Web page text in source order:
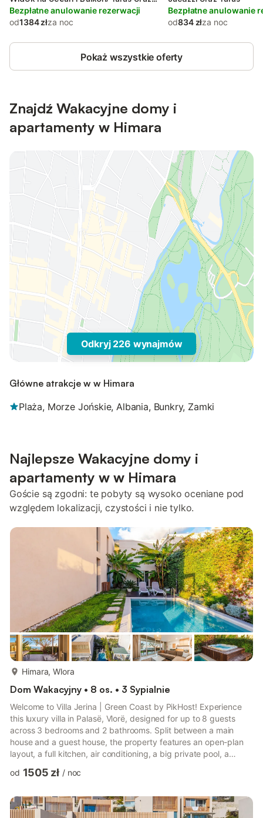
Widok
Bezpłatne anulowanie rezerwacji
od1384 złza noc
Bezpłatne anulowanie
od834 złza noc
Pokaż wszystkie oferty
Znajdź Wakacyjne domy i
apartamenty w Himara
Odkryj 226 wynajmów
Główne atrakcje w w Himara
Plaża, Morze Jońskie, Albania, Bunkry, Zamki
Najlepsze Wakacyjne domy i
apartamenty w w Himara
Goście są zgodni: te pobyty są wysoko oceniane pod
względem lokalizacji, czystości i nie tylko.
Himara, Wlora
Dom Wakacyjny • 8 os. • 3 Sypialnie
Welcome to Villa Jerina | Green Coast by PikHost! Experience
this luxury villa in Palasë, Vlorë, designed for up to 8 guests
across 3 bedrooms and 2 bathrooms. Split between a main
house and a guest house, the property features an open-plan
layout, a full kitchen, air conditioning, a big private pool, a
area. With panoramic sea and mountain views, this luxury villa
friends seeking a family-friendly or romantic getaway on the
Albanian Riviera. Nestled in the prestigious ...
od 1505 zł / noc